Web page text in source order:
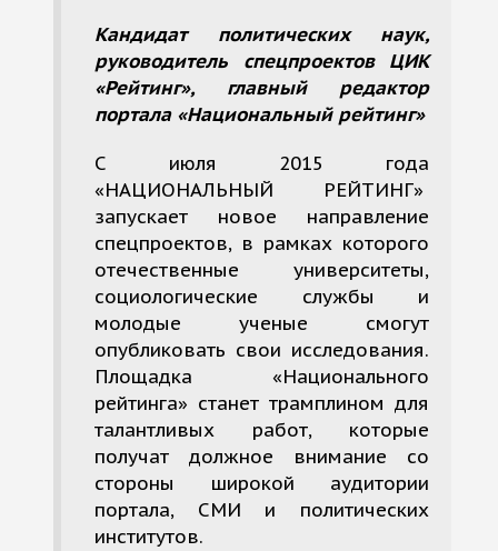
Кандидат политических наук,
руководитель спецпроектов ЦИК
«Рейтинг», главный редактор
портала «Национальный рейтинг»
С июля 2015 года
«НАЦИОНАЛЬНЫЙ РЕЙТИНГ»
запускает новое направление
спецпроектов, в рамках которого
отечественные университеты,
социологические службы и
молодые ученые смогут
опубликовать свои исследования.
Площадка «Национального
рейтинга» станет трамплином для
талантливых работ, которые
получат должное внимание со
стороны широкой аудитории
портала, СМИ и политических
институтов.